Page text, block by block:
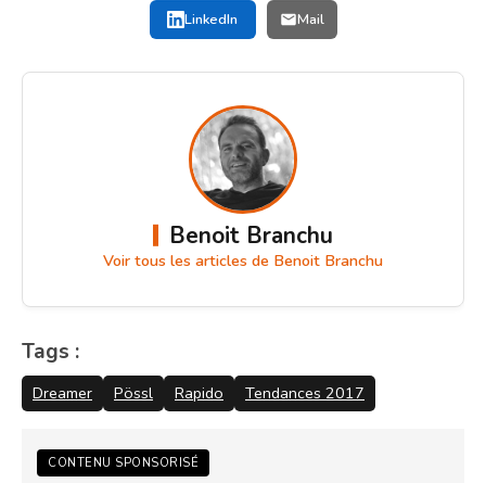
LinkedIn Mail
Benoit Branchu
Voir tous les articles de Benoit Branchu
Tags :
Dreamer Pössl Rapido Tendances 2017
CONTENU SPONSORISÉ